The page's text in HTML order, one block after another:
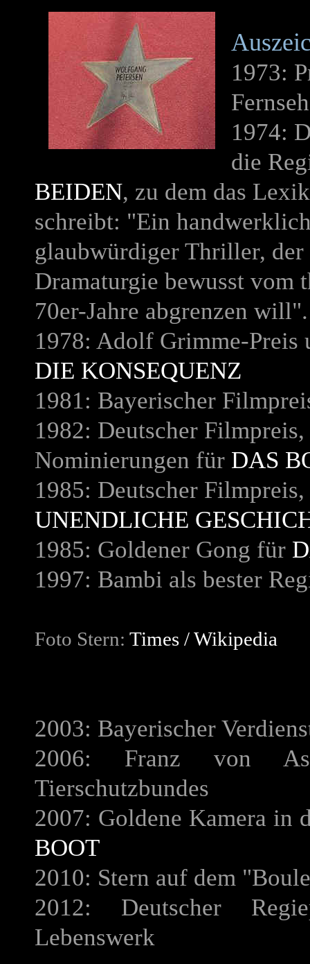
1973:
1974:
die
BEIDEN, zu dem das
schreibt: "Ein
glaubwürdiger Thriller,
Dramaturgie bewusst vom
70er-Jahre abgrenzen
1978: Adolf Grimme-Preis
DIE KONSEQUENZ
1981: Bayerischer
1982: Deutscher
Nominierungen für DAS
1985: Deutscher
UNENDLICHE
1985: Goldener Gong für
1997: Bambi als bester
Foto Stern: Times / Wikipedia
2003: Bayerischer
2006: Franz von
Tierschutzbundes
2007: Goldene Kamera
BOOT
2010: Stern auf dem
2012: Deutscher
Lebenswerk